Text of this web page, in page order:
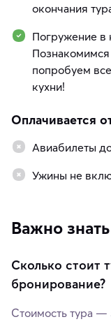
окончания
Погружение в
Познакомимся
попробуем
кухни!
Оплачивается
Авиабилеты
Ужины не
Важно знать
Сколько стоит
бронирование?
Стоимость тура —